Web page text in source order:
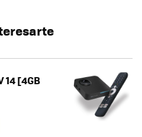
14 [4GB